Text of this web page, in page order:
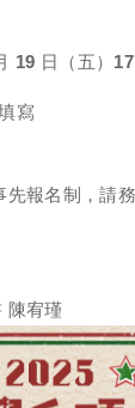
19 日（五）
寫
先報名制 ，請
陳宥瑾